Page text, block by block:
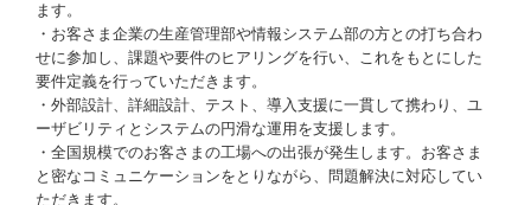
ます。
・お客さま企業の生産管理部や情報システム部の方との打ち合わ
せに参加し、課題や要件のヒアリングを行い、これをもとにした
要件定義を行っていただきます。
・外部設計、詳細設計、テスト、導入支援に一貫して携わり、ユ
ーザビリティとシステムの円滑な運用を支援します。
・全国規模でのお客さまの工場への出張が発生します。お客さま
と密なコミュニケーションをとりながら、問題解決に対応してい
ただきます。